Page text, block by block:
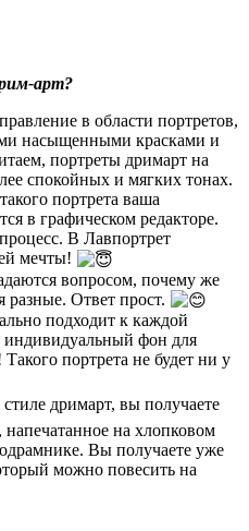
арт?
в области портретов,
насыщенными красками и
портреты дримарт на
спокойных и мягких тонах.
портрета ваша
в графическом редакторе.
В Лавпортрет
мечты!
вопросом, почему же
разные. Ответ прост.
подходит к каждой
индивидуальный фон для
портрета не будет ни у
дримарт, вы получаете
на хлопковом
Вы получаете уже
можно повесить на